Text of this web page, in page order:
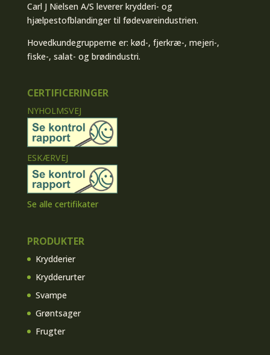
Carl J Nielsen A/S leverer krydderi- og
hjælpestofblandinger til fødevareindustrien.
Hovedkundegrupperne er: kød-, fjerkræ-, mejeri-,
fiske-, salat- og brødindustri.
CERTIFICERINGER
NYHOLMSVEJ
ESKÆRVEJ
Se alle certifikater
PRODUKTER
Krydderier
Krydderurter
Svampe
Grøntsager
Frugter